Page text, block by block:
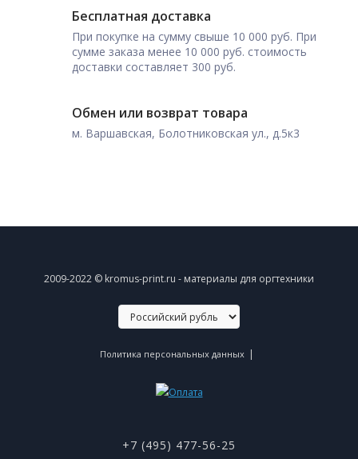
Бесплатная доставка
При покупке на сумму свыше 10 000 руб. При
сумме заказа менее 10 000 руб. стоимость
доставки составляет 300 руб.
Обмен или возврат товара
м. Варшавская, Болотниковская ул., д.5к3
2009-2022 © kromus-print.ru - материалы для оргтехники
Политика персональных данных |
+7 (495) 477-56-25